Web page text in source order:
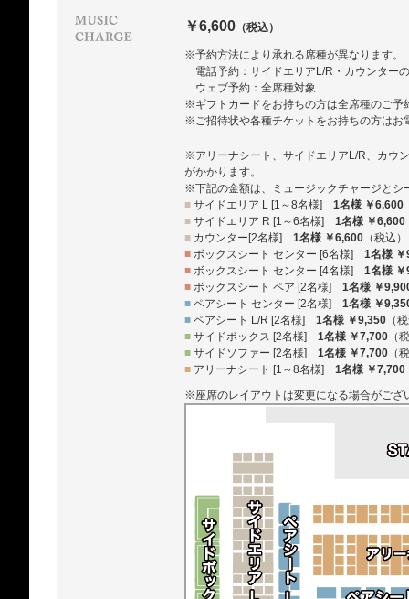
￥6,600 （税込）
※予約方法により承れる席種が異なります。
電話予約：サイドエリアL/R・カウンター
ウェブ予約：全席種対象
※ギフトカードをお持ちの方は全席種のご予
※ご招待状や各種チケットをお持ちの方はお
※アリーナシート、サイドエリアL/R、カウ
がかかります。
※下記の金額は、ミュージックチャージとシ
■ サイドエリア L [1～8名様] 1名様 ￥6,600
■ サイドエリア R [1～6名様] 1名様 ￥6,600
■ カウンター[2名様] 1名様 ￥6,600 （税込）
■ ボックスシート センター [6名様] 1名様
■ ボックスシート センター [4名様] 1名様
■ ボックスシート ペア [2名様] 1名様 ￥
■ ペアシート センター [2名様] 1名様 ￥
■ ペアシート L/R [2名様] 1名様 ￥9,350 （
■ サイドボックス [2名様] 1名様 ￥7,700 （
■ サイドソファー [2名様] 1名様 ￥7,700 （
■ アリーナシート [1～8名様] 1名様 ￥7,700
※座席のレイアウトは変更になる場合がござ